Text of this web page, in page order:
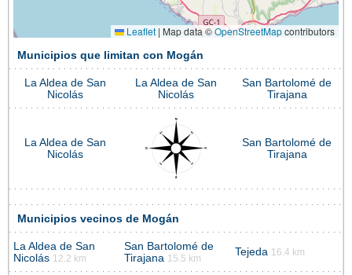
Leaflet | Map data ©OpenStreetMapcontributors
Municipios que limitan con Mogán
La Aldea de San
Nicolás
La Aldea de San
Nicolás
San Bartolomé de
Tirajana
La Aldea de San
Nicolás
San Bartolomé de
Tirajana
Municipios vecinos de Mogán
La Aldea de San
Nicolás 12.2 km
San Bartolomé de
Tirajana 15.5 km
Tejeda 16.4 km